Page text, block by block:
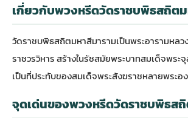
เกี่ยวกับพวงหรีดวัดราชบพิธสถิตม
วัดราชบพิธสถิตมหาสีมารามเป็นพระอารามหลว
ราชวรวิหาร สร้างในรัชสมัยพระบาทสมเด็จพระ
เป็นที่ประทับของสมเด็จพระสังฆราชหลายพระอ
จุดเด่นของพวงหรีดวัดราชบพิธสถิ